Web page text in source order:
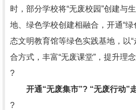
时，部分学校将“无废校园”创建与
地、绿色学校创建相融合，开通“绿
态文明教育馆等绿色实践基地，以
合方式，丰富“无废课堂”，提升理念
?
开通“无废集市”? “无废行动”
?